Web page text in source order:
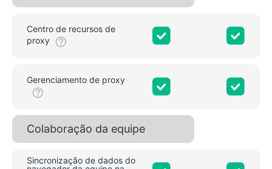
Centro de recursos de
proxy
Gerenciamento de proxy
Colaboração da equipe
Sincronização de dados do